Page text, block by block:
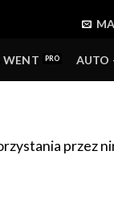
WENT AUTO
przez